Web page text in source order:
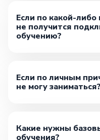
Если по какой-
не получится
обучению?
Если по личным
не могу заниматься?
Какие нужны
обучения?